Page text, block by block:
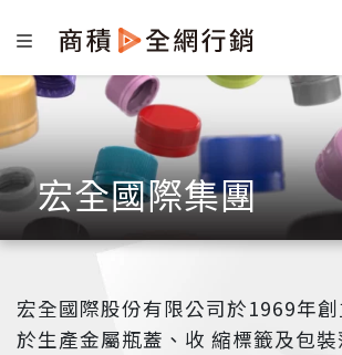
宏全國際集團
宏全國際股份有限公司於1969年
於生產金屬瓶蓋、收 縮標籤及包裝